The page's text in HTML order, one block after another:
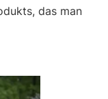
das man